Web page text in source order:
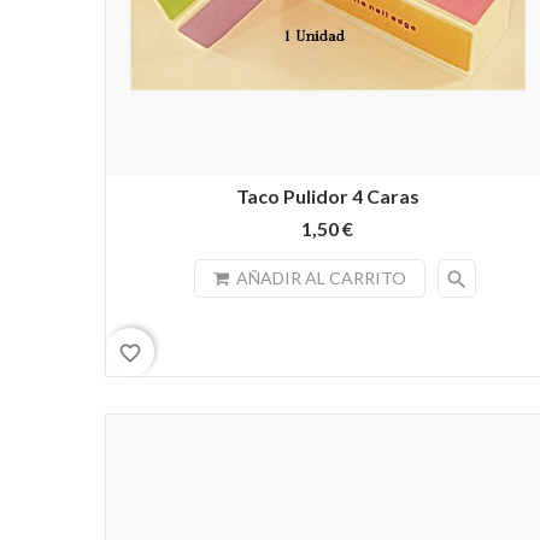
Taco Pulidor 4 Caras
1,50 €
AÑADIR AL CARRITO search
favorite_border